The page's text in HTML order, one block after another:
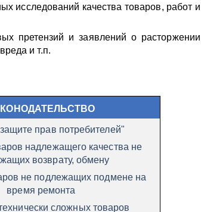
исследований качества товаров, работ и
претензий и заявлений о расторжении
и т.п.
прав потребителей"
надлежащего качества не
возврату, обмену
не подлежащих подмене на
время ремонта
сложных товаров